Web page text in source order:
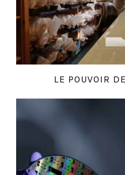
LE POUVOIR